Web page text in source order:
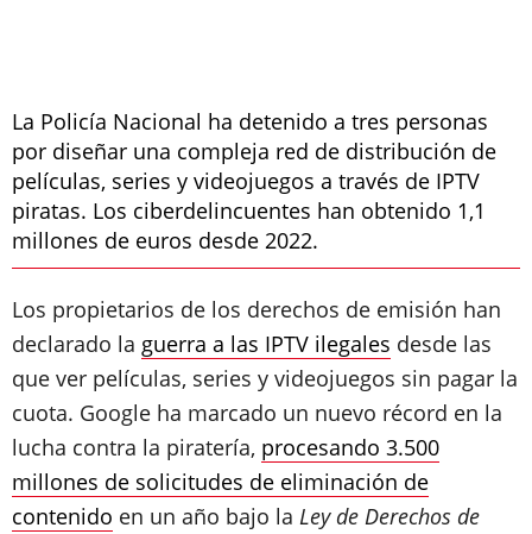
La Policía Nacional ha detenido a tres personas
por diseñar una compleja red de distribución de
películas, series y videojuegos a través de IPTV
piratas. Los ciberdelincuentes han obtenido 1,1
millones de euros desde 2022.
Los propietarios de los derechos de emisión han
declarado la guerra a las IPTV ilegales desde las
que ver películas, series y videojuegos sin pagar la
cuota. Google ha marcado un nuevo récord en la
lucha contra la piratería, procesando 3.500
millones de solicitudes de eliminación de
contenido en un año bajo la Ley de Derechos de